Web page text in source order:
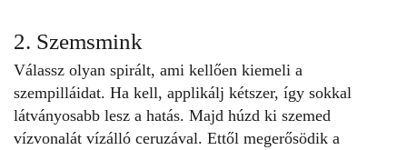
2. Szemsmink
Válassz olyan spirált, ami kellően kiemeli a
szempilláidat. Ha kell, applikálj kétszer, így sokkal
látványosabb lesz a hatás. Majd húzd ki szemed
vízvonalát vízálló ceruzával. Ettől megerősödik a